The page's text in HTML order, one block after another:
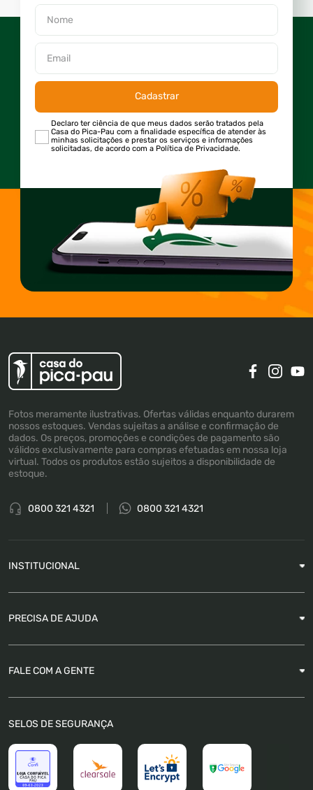
Cadastrar
Declaro ter ciência de que meus dados serão tratados pela
Casa do Pica-Pau com a finalidade específica de atender às
minhas solicitações e prestar os serviços e informações
solicitadas, de acordo com a Política de Privacidade.
Fotos meramente ilustrativas. Ofertas válidas enquanto durarem
nossos estoques. Vendas sujeitas a análise e confirmação de
dados. Os preços, promoções e condições de pagamento são
válidos exclusivamente para compras efetuadas em nossa loja
virtual. Todos os produtos estão sujeitos a disponibilidade de
estoque.
0800 321 4321 0800 321 4321
INSTITUCIONAL
PRECISA DE AJUDA
FAQ
Trocas e Devoluções
Política de Pagamento
FALE COM A GENTE
SELOS DE SEGURANÇA